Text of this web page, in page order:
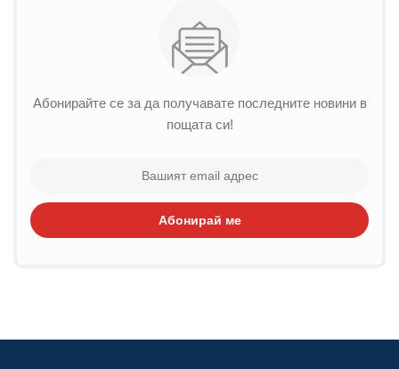
Абонирайте се за да получавате последните новини в
пощата си!
Абонирай ме